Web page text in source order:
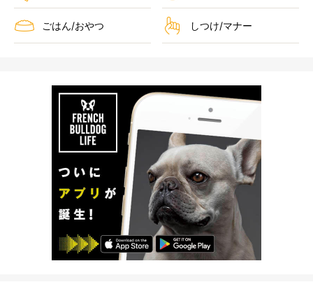
ごはん/おやつ しつけ/マナー